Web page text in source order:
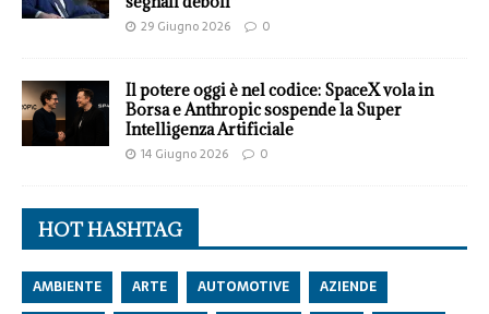
29 Giugno 2026 0
Il potere oggi è nel codice: SpaceX vola in
Borsa e Anthropic sospende la Super
Intelligenza Artificiale
14 Giugno 2026 0
HOT HASHTAG
AMBIENTE ARTE AUTOMOTIVE
AZIENDE